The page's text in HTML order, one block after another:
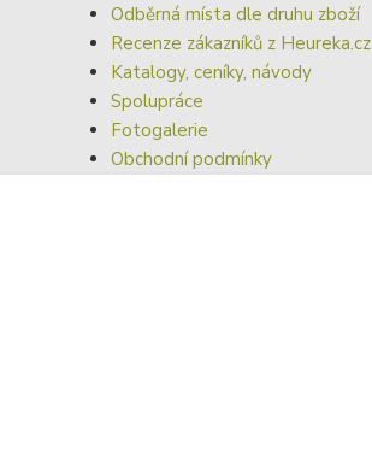
Odběrná místa dle druhu zboží
Recenze zákazníků z Heureka.cz
Katalogy, ceníky, návody
Spolupráce
Fotogalerie
Obchodní podmínky